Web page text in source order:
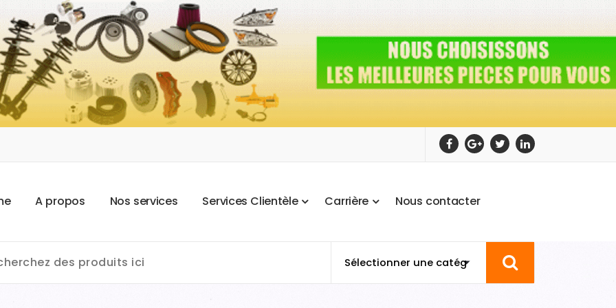
e A propos Nos services Services Clientèle Carrière Nous contacter